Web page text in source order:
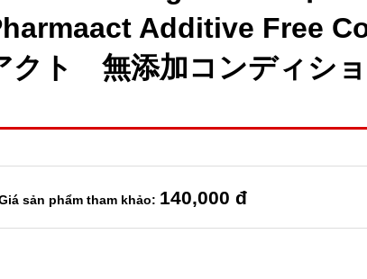
Additive Free
クト 無添加コンディシ
sản phẩm tham khảo: 140,000 đ